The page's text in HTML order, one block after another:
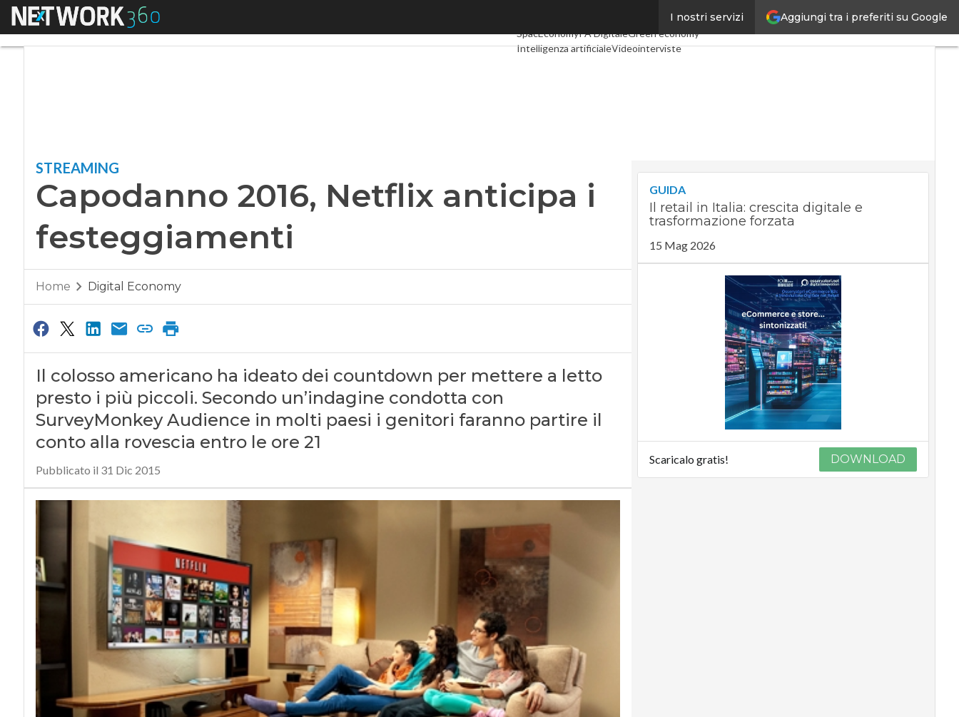
Aggiungi tra i preferiti su Google
I nostri servizi
Menu
Industria 4.0
SpacEconomyPA DigitaleGreen economy
Intelligenza artificialeVideointerviste
STREAMING
Capodanno 2016, Netflix anticipa i
festeggiamenti
Home Digital Economy
Il colosso americano ha ideato dei countdown per mettere a letto
presto i più piccoli. Secondo un’indagine condotta con
SurveyMonkey Audience in molti paesi i genitori faranno partire il
conto alla rovescia entro le ore 21
Pubblicato il 31 Dic 2015
GUIDA
Il retail in Italia: crescita digitale e
trasformazione forzata
15 Mag 2026
Scaricalo gratis! DOWNLOAD